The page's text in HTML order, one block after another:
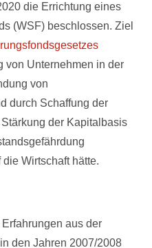
die Errichtung eines
(WSF) beschlossen. Ziel
von Unternehmen in der
von
durch Schaffung der
der Kapitalbasis
Wirtschaft hätte.
aus der
den Jahren 2007/2008